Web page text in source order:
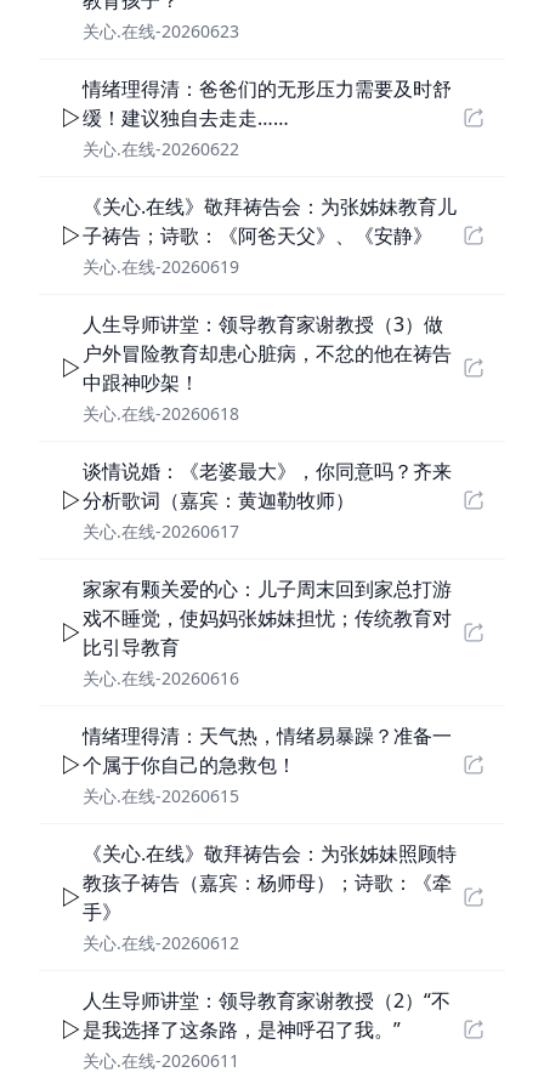
关心.在线-20260623
情绪理得清：爸爸们的无形压力需要及时舒
缓！建议独自去走走……
关心.在线-20260622
《关心.在线》敬拜祷告会：为张姊妹教育儿
子祷告；诗歌：《阿爸天父》、《安静》
关心.在线-20260619
人生导师讲堂：领导教育家谢教授（3）做
户外冒险教育却患心脏病，不忿的他在祷告
中跟神吵架！
关心.在线-20260618
谈情说婚：《老婆最大》，你同意吗？齐来
分析歌词（嘉宾：黄迦勒牧师）
关心.在线-20260617
家家有颗关爱的心：儿子周末回到家总打游
戏不睡觉，使妈妈张姊妹担忧；传统教育对
比引导教育
关心.在线-20260616
情绪理得清：天气热，情绪易暴躁？准备一
个属于你自己的急救包！
关心.在线-20260615
《关心.在线》敬拜祷告会：为张姊妹照顾特
教孩子祷告（嘉宾：杨师母）；诗歌：《牵
手》
关心.在线-20260612
人生导师讲堂：领导教育家谢教授（2）“不
是我选择了这条路，是神呼召了我。”
关心.在线-20260611